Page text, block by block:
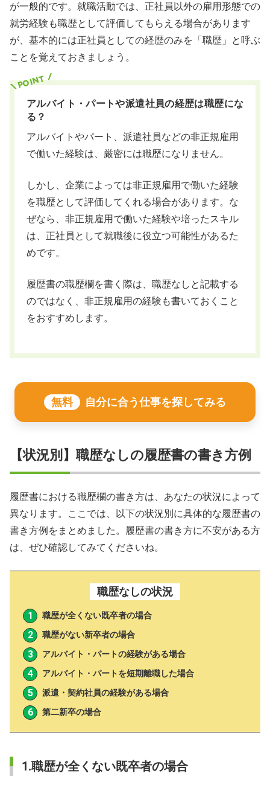
が一般的です。就職活動では、正社員以外の雇用形態での
就労経験も職歴として評価してもらえる場合があります
が、基本的には正社員としての経歴のみを「職歴」と呼ぶ
ことを覚えておきましょう。
アルバイト・パートや派遣社員の経歴は職歴にな
る？
アルバイトやパート、派遣社員などの非正規雇用
で働いた経験は、厳密には職歴になりません。
しかし、企業によっては非正規雇用で働いた経験
を職歴として評価してくれる場合があります。な
ぜなら、非正規雇用で働いた経験や培ったスキル
は、正社員として就職後に役立つ可能性があるた
めです。
履歴書の職歴欄を書く際は、職歴なしと記載する
のではなく、非正規雇用の経験も書いておくこと
をおすすめします。
無料 自分に合う仕事を探してみる
【状況別】職歴なしの履歴書の書き方例
履歴書における職歴欄の書き方は、あなたの状況によって
異なります。ここでは、以下の状況別に具体的な履歴書の
書き方例をまとめました。履歴書の書き方に不安がある方
は、ぜひ確認してみてくださいね。
職歴なしの状況
職歴が全くない既卒者の場合
職歴がない新卒者の場合
アルバイト・パートの経験がある場合
アルバイト・パートを短期離職した場合
派遣・契約社員の経験がある場合
第二新卒の場合
1.職歴が全くない既卒者の場合